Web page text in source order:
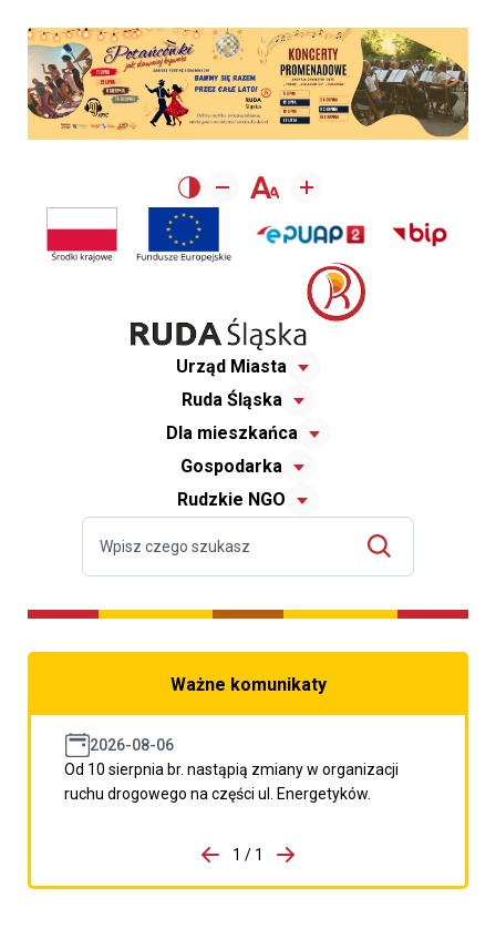
Urząd Miasta
Ruda Śląska
Dla mieszkańca
Gospodarka
Rudzkie NGO
Ważne komunikaty
2026-08-06
Od 10 sierpnia br. nastąpią zmiany w organizacji
ruchu drogowego na części ul. Energetyków.
porzpedniego komunikatu
1 / 1
Przejdź do następnego